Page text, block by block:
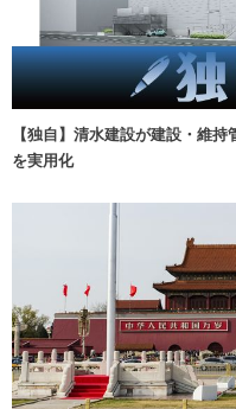
【独自】清水建設が建設・維
を実用化